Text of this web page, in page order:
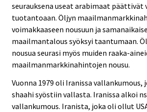
seurauksena useat arabimaat päättivät
tuotantoaan. Öljyn
voimakkaaseen nousuun ja
maailmantalous syöksyi taantumaan.
nousua seurasi myös muiden raaka-
maailmanmarkkinahintojen nousu.
Vuonna 1979 oli Iranissa vallankumous,
shaahi syöstiin vallasta. Iranissa alkoi
vallankumous. Iranista, joka oli ollut